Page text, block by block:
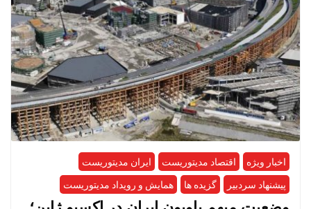
اخبار ویژه اقتصاد مدیتوریست
ایران مدیتوریست
پیشنهاد سردبیر
گزیده ها همایش و رویداد مدیتوریست